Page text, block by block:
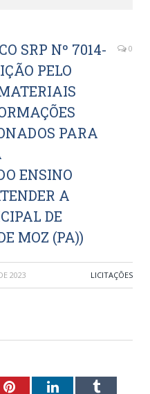
SRP Nº 7014-
PELO
PARA
ENSINO
A
DE
MOZ (PA))
0
2023 LICITAÇÕES
PinterestLinkedInTumblr